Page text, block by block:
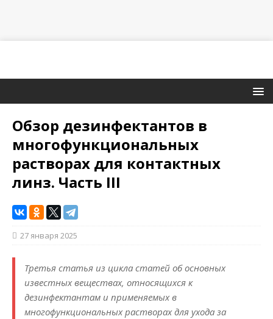
Обзор дезинфектантов в
многофункциональных
растворах для контактных
линз. Часть III
27 января 2025
Третья статья из цикла статей об основных
известных веществах, относящихся к
дезинфектантам и применяемых в
многофункциональных растворах для ухода за